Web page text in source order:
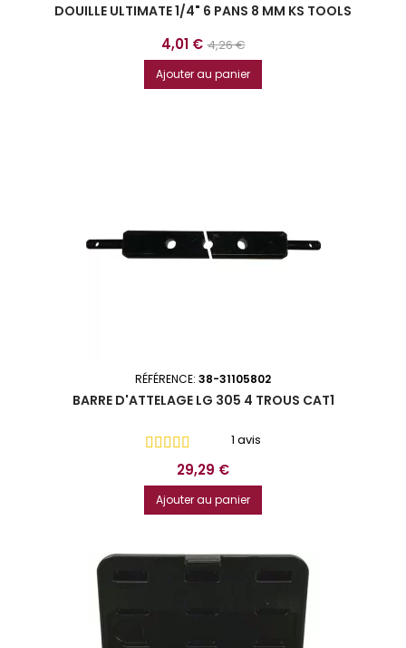
DOUILLE ULTIMATE 1/4" 6 PANS 8 MM KS TOOLS
Prix
4,01 € Prix
de
base
4,26 €
Ajouter au panier
RÉFÉRENCE: 38-31105802
BARRE D'ATTELAGE LG 305 4 TROUS CAT1
1 avis
Prix
29,29 €
Ajouter au panier